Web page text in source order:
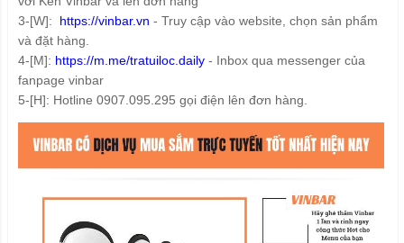
3-[W]: https://vinbar.vn - Truy cập vào website, chọn sản phẩm
và đặt hàng.
4-[M]: https://m.me/tratuiloc.daily- Inbox qua messenger của
fanpage vinbar
5-[H]: Hotline 0907.095.295 gọi điện lên đơn hàng.